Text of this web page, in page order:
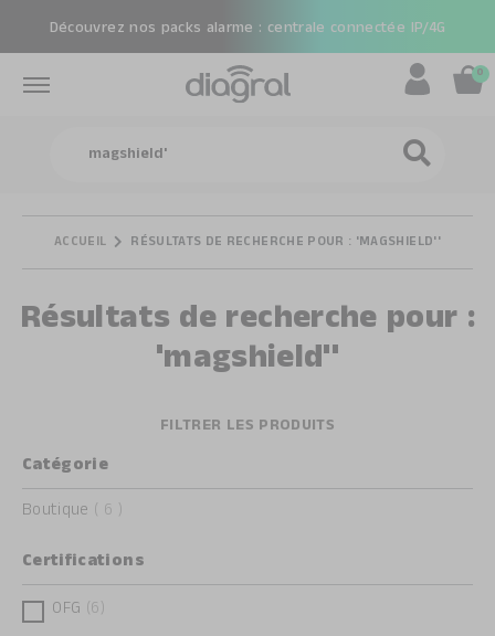
Découvrez nos packs alarme : centrale connectée IP/4G
0
ACCUEIL RÉSULTATS DE RECHERCHE POUR : 'MAGSHIELD''
Résultats de recherche pour :
'magshield''
FILTRER LES PRODUITS
Catégorie
Boutique 6 articles
Certifications
OFG
6